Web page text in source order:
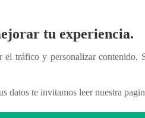
tu experiencia.
el tráfico y personalizar contenido.
datos te invitamos leer nuestra